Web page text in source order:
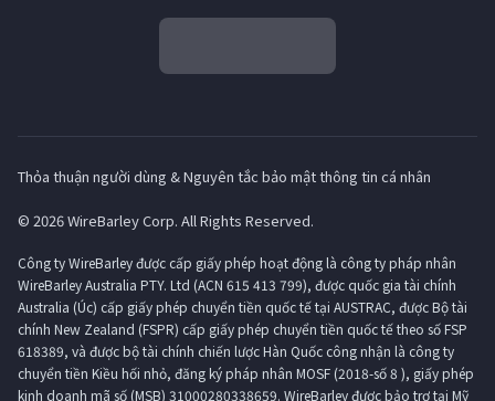
Thỏa thuận người dùng & Nguyên tắc bảo mật thông tin cá nhân
© 2026 WireBarley Corp. All Rights Reserved.
Công ty WireBarley được cấp giấy phép hoạt động là công ty pháp nhân
WireBarley Australia PTY. Ltd (ACN 615 413 799), được quốc gia tài chính
Australia (Úc) cấp giấy phép chuyển tiền quốc tế tại AUSTRAC, được Bộ tài
chính New Zealand (FSPR) cấp giấy phép chuyển tiền quốc tế theo số FSP
618389, và được bộ tài chính chiến lược Hàn Quốc công nhận là công ty
chuyển tiền Kiều hối nhỏ, đăng ký pháp nhân MOSF (2018-số 8 ), giấy phép
kinh doanh mã số (MSB) 31000280338659. WireBarley được bảo trợ tại Mỹ